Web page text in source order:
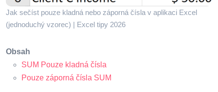
Jak sečíst pouze kladná nebo záporná čísla v aplikaci Excel
(jednoduchý vzorec) | Excel tipy 2026
Obsah
SUM Pouze kladná čísla
Pouze záporná čísla SUM